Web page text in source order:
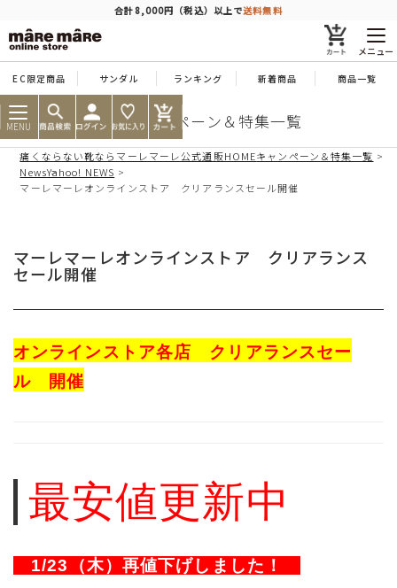
合計8,000円（税込）以上で送料無料
メニュー
EC限定商品 サンダル ランキング 新着商品 商品一覧
MENU 靴のキャンペーン＆特集一覧
痛くならない靴ならマーレマーレ公式通販HOMEキャンペーン＆特集一覧
NewsYahoo! NEWS
マーレマーレオンラインストア クリアランスセール開催
マーレマーレオンラインストア クリアランス
セール開催
オンラインストア各店 クリアランスセー
ル 開催
最安値更新中
1/23（木）再値下げしました！
商品を探す
人気ワード #コンフォート #パンプス
タイプ
特徴
カラー